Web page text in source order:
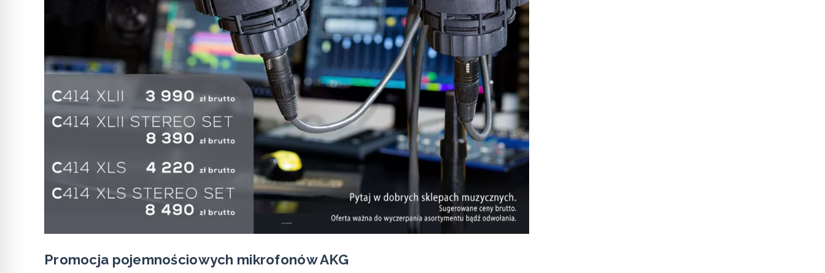
Promocja pojemnościowych mikrofonów AKG